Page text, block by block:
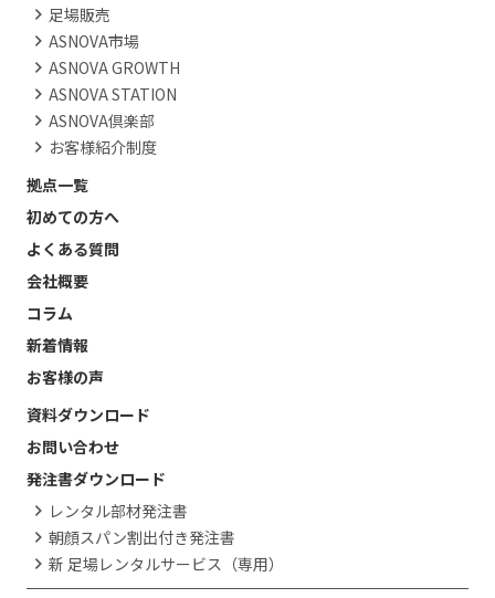
足場販売
ASNOVA市場
ASNOVA GROWTH
ASNOVA STATION
ASNOVA倶楽部
お客様紹介制度
拠点一覧
初めての方へ
よくある質問
会社概要
コラム
新着情報
お客様の声
資料ダウンロード
お問い合わせ
発注書ダウンロード
レンタル部材発注書
朝顔スパン割出付き発注書
新 足場レンタルサービス（専用）